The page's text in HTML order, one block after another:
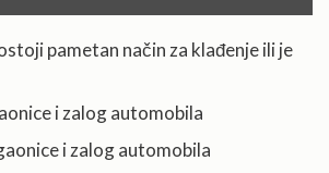
pametan način za klađenje ili je
i zalog automobila
i zalog automobila